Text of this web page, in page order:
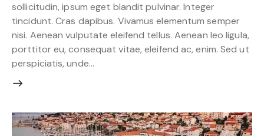
sollicitudin, ipsum eget blandit pulvinar. Integer
tincidunt. Cras dapibus. Vivamus elementum semper
nisi. Aenean vulputate eleifend tellus. Aenean leo ligula,
porttitor eu, consequat vitae, eleifend ac, enim. Sed ut
perspiciatis, unde…